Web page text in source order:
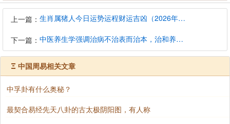
上一篇： 生肖属猪人今日运势运程财运吉凶（2026年8月9日）详解查询
下一篇： 中医养生学强调治病不治表而治本，治和养兼顾是有必要的
Ξ 中国周易相关文章
中孚卦有什么奥秘？
最契合易经先天八卦的古太极阴阳图，有人称